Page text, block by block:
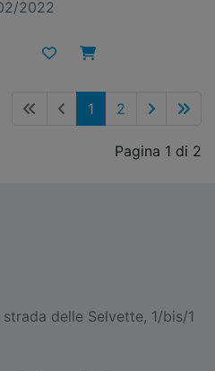
2022
1 2
Pagina 1 di 2
delle Selvette, 1/bis/1